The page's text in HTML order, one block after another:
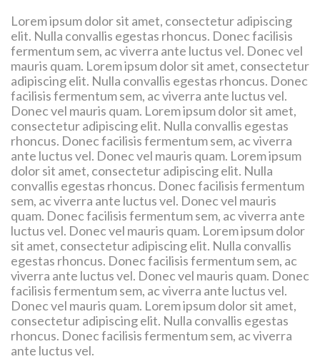
Lorem ipsum dolor sit amet, consectetur adipiscing
elit. Nulla convallis egestas rhoncus. Donec facilisis
fermentum sem, ac viverra ante luctus vel. Donec vel
mauris quam. Lorem ipsum dolor sit amet, consectetur
adipiscing elit. Nulla convallis egestas rhoncus. Donec
facilisis fermentum sem, ac viverra ante luctus vel.
Donec vel mauris quam. Lorem ipsum dolor sit amet,
consectetur adipiscing elit. Nulla convallis egestas
rhoncus. Donec facilisis fermentum sem, ac viverra
ante luctus vel. Donec vel mauris quam. Lorem ipsum
dolor sit amet, consectetur adipiscing elit. Nulla
convallis egestas rhoncus. Donec facilisis fermentum
sem, ac viverra ante luctus vel. Donec vel mauris
quam. Donec facilisis fermentum sem, ac viverra ante
luctus vel. Donec vel mauris quam. Lorem ipsum dolor
sit amet, consectetur adipiscing elit. Nulla convallis
egestas rhoncus. Donec facilisis fermentum sem, ac
viverra ante luctus vel. Donec vel mauris quam. Donec
facilisis fermentum sem, ac viverra ante luctus vel.
Donec vel mauris quam. Lorem ipsum dolor sit amet,
consectetur adipiscing elit. Nulla convallis egestas
rhoncus. Donec facilisis fermentum sem, ac viverra
ante luctus vel.